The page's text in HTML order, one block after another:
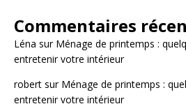
Commentaires
Léna sur Ménage de printemps :
entretenir votre intérieur
robert sur Ménage de printemps :
entretenir votre intérieur